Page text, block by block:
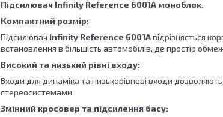
Підсилювач Infinity Reference 6001A моноблок.
Компактний розмір:
Підсилювач Infinity Reference 6001Aвідрізняється
встановлення в більшість автомобілів, де простір
Високий та низький рівні входу:
Входи для динаміка та низькорівневі входи дозволяють
стереосистемами.
Змінний кросовер та підсилення басу: